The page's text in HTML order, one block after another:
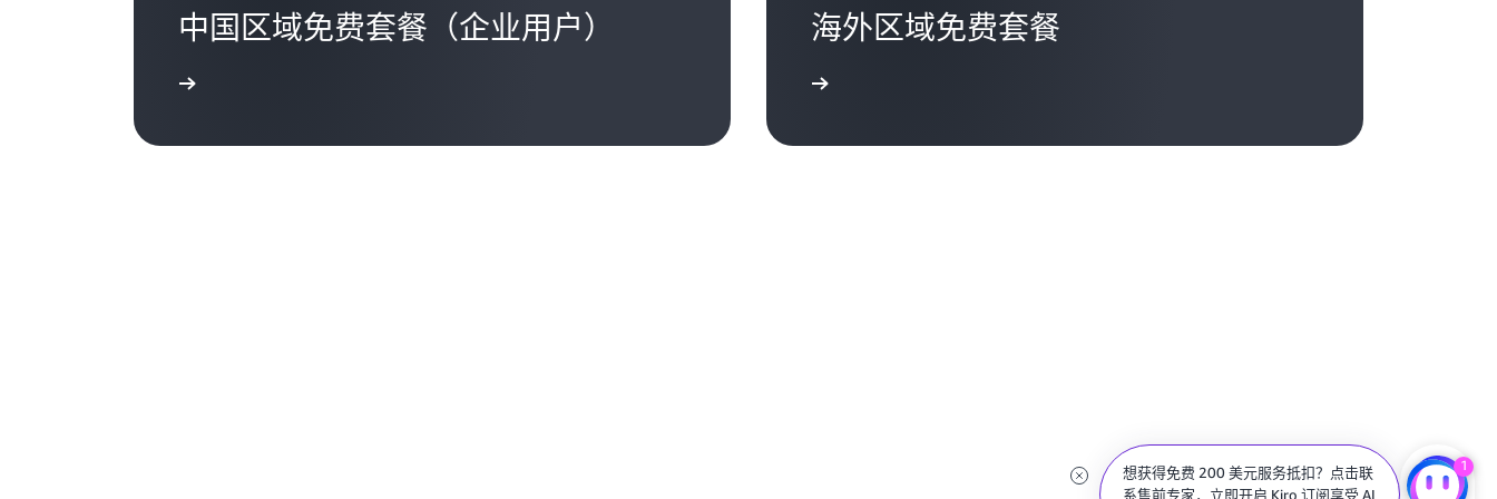
中国区域免费套餐（企业用户） 海外区域免费套餐
想获得免费 200 美元服务抵扣？点击联
系售前专家，立即开启 Kiro 订阅享受 AI
1